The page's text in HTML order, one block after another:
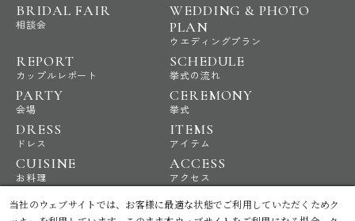
BRIDAL FAIR
相談会
WEDDING & PHOTO
PLAN
ウエディングプラン
REPORT
カップルレポート
SCHEDULE
挙式の流れ
PARTY
会場
CEREMONY
挙式
DRESS
ドレス
ITEMS
アイテム
CUISINE
お料理
ACCESS
アクセス
NEWS
ニュース
STAFF BLOG
スタッフブログ
当社のウェブサイトでは、お客様に最適な状態でご利用していただくためク